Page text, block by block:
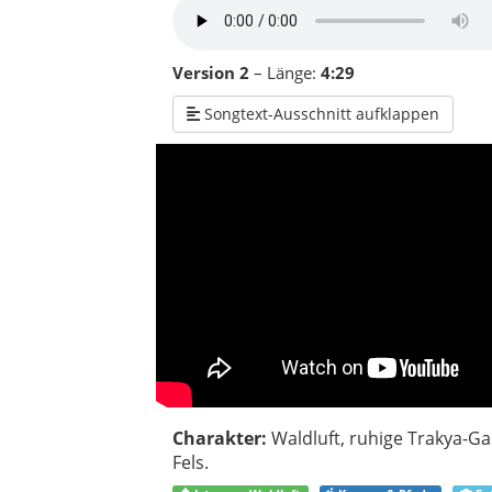
Charakter:Waldluft, ruhige Trakya-
Fels.
an. Der Landkreis im Norden der Provinz
Destination. Saray ist eher ein Ort für
brauche mehr Ruhe. Hier oben, wo die
Trakya legen, wird die Reise plötzlich
Saray hat zwei Gesichter, die sich